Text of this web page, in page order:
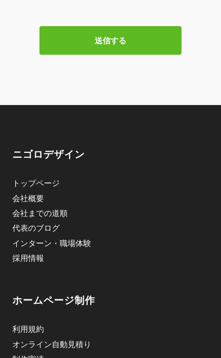
ニゴロデザイン
トップページ
会社概要
会社までの道順
代表のブログ
インターン・職場体験
採用情報
ホームページ制作
利用規約
オンライン自動見積り